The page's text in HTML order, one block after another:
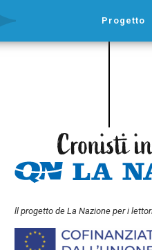
Progetto
ll progetto de La Nazione per i